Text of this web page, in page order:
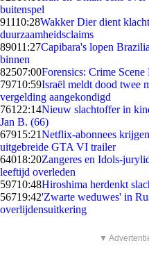
buitenspel
91110:28Wakker Dier dient
duurzaamheidsclaims
89011:27Capibara's lopen
binnen
82507:00Forensics: Crime Scene
79710:59Israël meldt dood twee
vergelding aangekondigd
761 22:14Nieuw slachtoffer in
Jan B. (66)
67915:21Netflix-abonnees
uitgebreide GTA VI trailer
64018:20Zangeres en Idols-
leeftijd overleden
59710:48Hiroshima herdenkt
56719:42'Zwarte weduwes' in
overlijdensuitkering
▼